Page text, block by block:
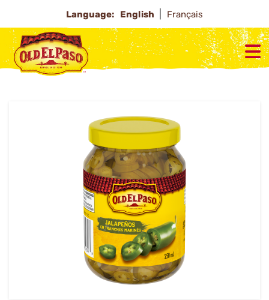
Language: English Français